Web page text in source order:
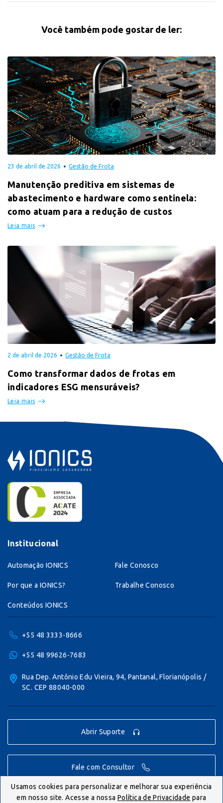
Você também pode gostar de ler:
23 de abril de 2026 Gestão de Frota
Manutenção preditiva em sistemas de
abastecimento e hardware como sentinela:
como atuam para a redução de custos
Leia mais
2 de abril de 2026 Gestão de Frota
Como transformar dados de frotas em
indicadores ESG mensuráveis?
Leia mais
Institucional
Automação IONICS
Por que a IONICS?
Conteúdos IONICS
Fale Conosco
Trabalhe Conosco
+55 48 3333-8666
+55 48 99626-7683
Rua Dep. Antônio Edu Vieira, 94, Pantanal, Florianópolis /
SC. CEP 88040-000
Abrir Suporte
Fale com Consultor
Usamos cookies para personalizar e melhorar sua experiência
em nosso site. Acesse a nossa Política de Privacidade para